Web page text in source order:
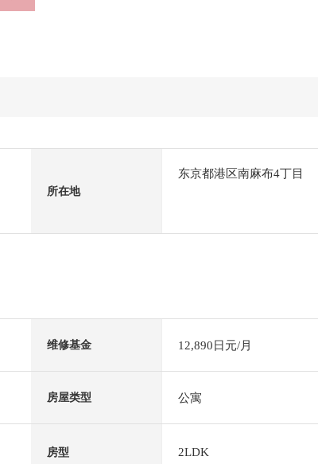
所在地
东京都港区南麻布4丁目
维修基金 12,890日元/月
房屋类型 公寓
房型 2LDK